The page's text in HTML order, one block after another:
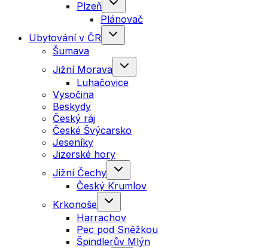
Plzeň
Plánovač
Ubytování v ČR
Šumava
Jižní Morava
Luhačovice
Vysočina
Beskydy
Český ráj
České Švýcarsko
Jeseníky
Jizerské hory
Jižní Čechy
Český Krumlov
Krkonoše
Harrachov
Pec pod Sněžkou
Špindlerův Mlýn